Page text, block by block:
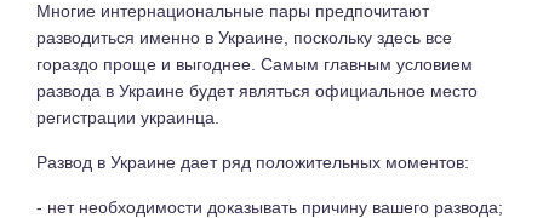
Многие интернациональные пары предпочитают
разводиться именно в Украине, поскольку здесь все
гораздо проще и выгоднее. Самым главным условием
развода в Украине будет являться официальное место
регистрации украинца.
Развод в Украине дает ряд положительных моментов:
- нет необходимости доказывать причину вашего развода;